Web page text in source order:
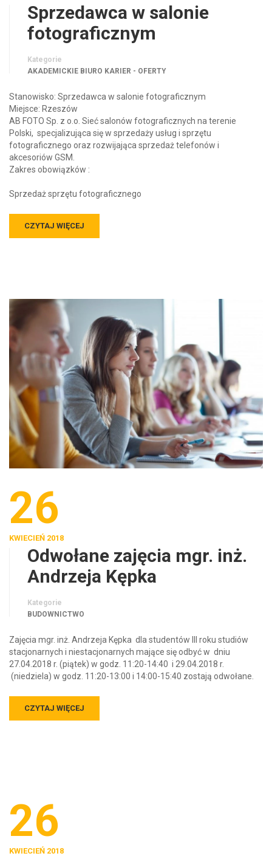
Sprzedawca w salonie
fotograficznym
Kategorie
AKADEMICKIE BIURO KARIER - OFERTY
Stanowisko: Sprzedawca w salonie fotograficznym
Miejsce: Rzeszów
AB FOTO Sp. z o.o. Sieć salonów fotograficznych na terenie
Polski, specjalizująca się w sprzedaży usług i sprzętu
fotograficznego oraz rozwijająca sprzedaż telefonów i
akcesoriów GSM.
Zakres obowiązków :
Sprzedaż sprzętu fotograficznego
CZYTAJ WIĘCEJ
26
KWIECIEŃ 2018
Odwołane zajęcia mgr. inż.
Andrzeja Kępka
Kategorie
BUDOWNICTWO
Zajęcia mgr. inż. Andrzeja Kępka dla studentów III roku studiów
stacjonarnych i niestacjonarnych mające się odbyć w dniu
27.04.2018 r. (piątek) w godz. 11:20-14:40 i 29.04.2018 r.
(niedziela) w godz. 11:20-13:00 i 14:00-15:40 zostają odwołane.
CZYTAJ WIĘCEJ
26
KWIECIEŃ 2018